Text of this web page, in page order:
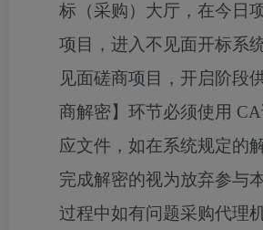
标（采购）大厅，在今日
项目，进入不见面开标系
见面磋商项目，开启阶段
商解密】环节必须使用
应文件，如在系统规定的
完成解密的视为放弃参与
过程中如有问题采购代理